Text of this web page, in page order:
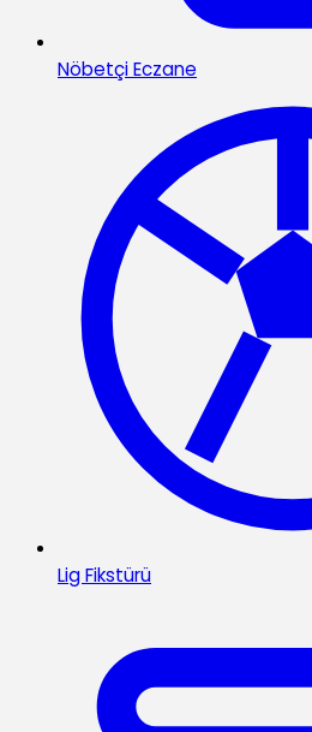
Nöbetçi Eczane
Lig Fikstürü